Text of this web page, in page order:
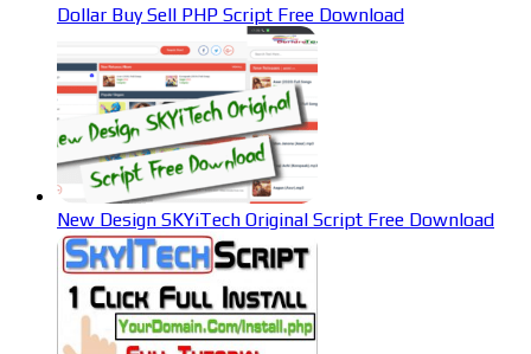
Dollar Buy Sell PHP Script Free Download
New Design SKYiTech Original Script Free Download